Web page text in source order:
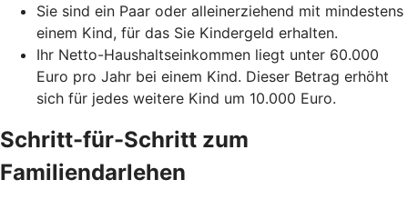
Sie sind ein Paar oder alleinerziehend mit mindestens
einem Kind, für das Sie Kindergeld erhalten.
Ihr Netto-Haushaltseinkommen liegt unter 60.000
Euro pro Jahr bei einem Kind. Dieser Betrag erhöht
sich für jedes weitere Kind um 10.000 Euro.
Schritt-für-Schritt zum
Familiendarlehen